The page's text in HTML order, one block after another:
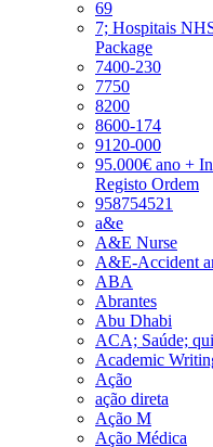
69
7; Hospitais
Package
7400-230
7750
8200
8600-174
9120-000
95.000€ ano +
Registo Ordem
958754521
a&e
A&E Nurse
A&E-Accident
ABA
Abrantes
Abu Dhabi
ACA; Saúde;
Academic
Ação
ação direta
Ação M
Ação Médica